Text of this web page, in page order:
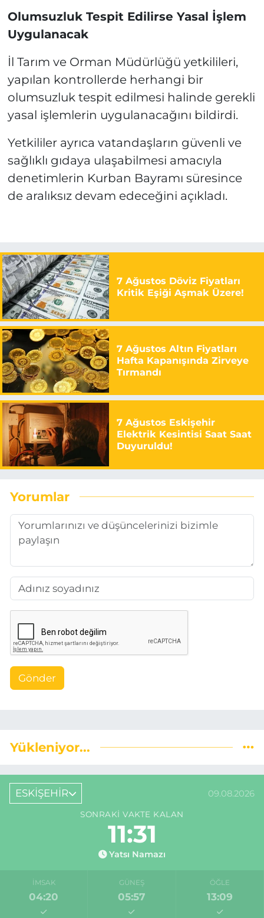
Olumsuzluk Tespit Edilirse Yasal İşlem
Uygulanacak
İl Tarım ve Orman Müdürlüğü yetkilileri,
yapılan kontrollerde herhangi bir
olumsuzluk tespit edilmesi halinde gerekli
yasal işlemlerin uygulanacağını bildirdi.
Yetkililer ayrıca vatandaşların güvenli ve
sağlıklı gıdaya ulaşabilmesi amacıyla
denetimlerin Kurban Bayramı süresince
de aralıksız devam edeceğini açıkladı.
7 Ağustos Döviz Fiyatları
Kritik Eşiği Aşmak Üzere!
7 Ağustos Altın Fiyatları
Hafta Kapanışında Zirveye
Tırmandı
7 Ağustos Eskişehir
Elektrik Kesintisi Saat Saat
Duyuruldu!
Yorumlar
Gönder
Yükleniyor...
ESKİŞEHİR 09.08.2026
SONRAKI VAKTE KALAN
11:30
Yatsı Namazı
İMSAK
04:20
GÜNEŞ
05:57
ÖĞLE
13:09